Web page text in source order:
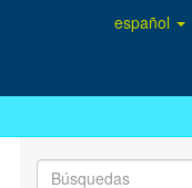
español